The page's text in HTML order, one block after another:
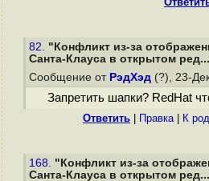
82. "Конфликт из-за
Санта-Клауса в открытом
Сообщение от РэдХэд (?), 23-
Запретить шапки? RedHat
Ответить Правка| К
168. "Конфликт из-за
Санта-Клауса в открытом